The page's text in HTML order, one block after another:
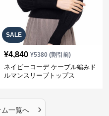
SALE
¥4,840 ¥5380(割引前)
ネイビーコーデ ケーブル編みド
ルマンスリーブトップス
ム一覧へ ›